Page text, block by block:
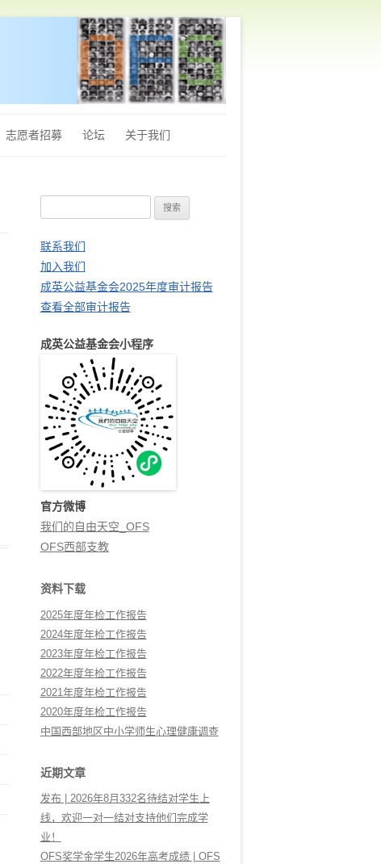
志愿者招募 论坛 关于我们
：
联系我们
加入我们
成英公益基金会2025年度审计报告
查看全部审计报告
成英公益基金会小程序
官方微博
我们的自由天空_OFS
OFS西部支教
资料下载
2025年度年检工作报告
2024年度年检工作报告
2023年度年检工作报告
2022年度年检工作报告
2021年度年检工作报告
2020年度年检工作报告
中国西部地区中小学师生心理健康调查
近期文章
发布 | 2026年8月332名待结对学生上
线，欢迎一对一结对支持他们完成学
业！
OFS奖学金学生2026年高考成绩 | OFS